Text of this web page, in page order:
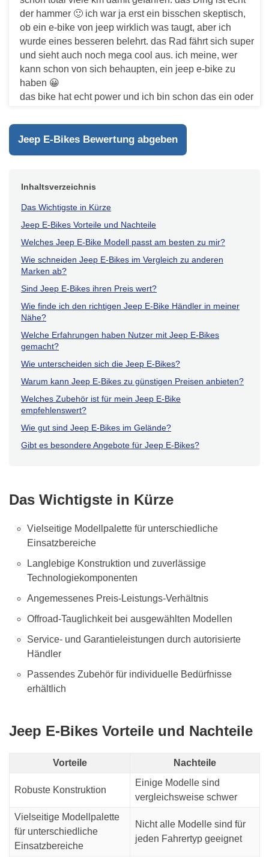
wirklich überzeugt. Ein echter Gewinner in seiner
Preisklasse!
Antworten
Antworten
der hammer 🙂 ich war ja erst ein bisschen skeptisch,
ob ein e-bike von jeep wirklich was taugt, aber ich
wurde eines besseren belehrt. das Rad fährt sich super
und sieht auch noch mega cool aus. ich meine, wer
kann schon von sich behaupten, ein jeep e-bike zu
haben 😀
das bike hat echt power und ich bin schon das ein oder
aber trotzdem fühlt es sich total sicher an. und das
beste: der akku hält echt lange durch. ich hab das bike
jetzt schon mehrmals ausprobiert und bin echt
Jeep E-Bikes Bewertung abgeben
Inhaltsverzeichnis
Das Wichtigste in Kürze
Jeep E-Bikes Vorteile und Nachteile
Welches Jeep E-Bike Modell passt am besten zu mir?
Wie schneiden Jeep E-Bikes im Vergleich zu anderen
Marken ab?
Sind Jeep E-Bikes ihren Preis wert?
Wie finde ich den richtigen Jeep E-Bike Händler in meiner
Nähe?
Welche Erfahrungen haben Nutzer mit Jeep E-Bikes
gemacht?
Wie unterscheiden sich die Jeep E-Bikes?
Warum kann Jeep E-Bikes zu günstigen Preisen anbieten?
Welches Zubehör ist für mein Jeep E-Bike
empfehlenswert?
Wie gut sind Jeep E-Bikes im Gelände?
Gibt es besondere Angebote für Jeep E-Bikes?
Das Wichtigste in Kürze
Vielseitige Modellpalette für unterschiedliche
Einsatzbereiche
Langlebige Konstruktion und zuverlässige
Technologiekomponenten
Angemessenes Preis-Leistungs-Verhältnis
Offroad-Tauglichkeit bei ausgewählten Modellen
Service- und Garantieleistungen durch autorisierte
Händler
Passendes Zubehör für individuelle Bedürfnisse
erhältlich
Jeep E-Bikes Vorteile und Nachteile
Vorteile Nachteile
Robuste Konstruktion
Einige Modelle sind
vergleichsweise schwer
Vielseitige Modellpalette
für unterschiedliche
Einsatzbereiche
Nicht alle Modelle sind für
jeden Fahrertyp geeignet